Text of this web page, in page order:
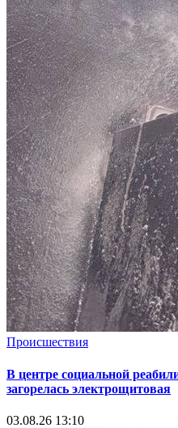
Происшествия
В центре социальной
загорелась электрощитовая
03.08.26 13:10